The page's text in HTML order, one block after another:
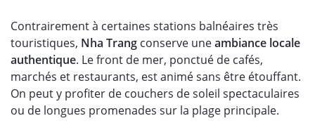
Contrairement à certaines stations balnéaires très
touristiques, Nha Trang conserve uneambiance locale
authentique. Le front de mer, ponctué de cafés,
marchés et restaurants, est animé sans être étouffant.
On peut y profiter de couchers de soleil spectaculaires
ou de longues promenades sur la plage principale.